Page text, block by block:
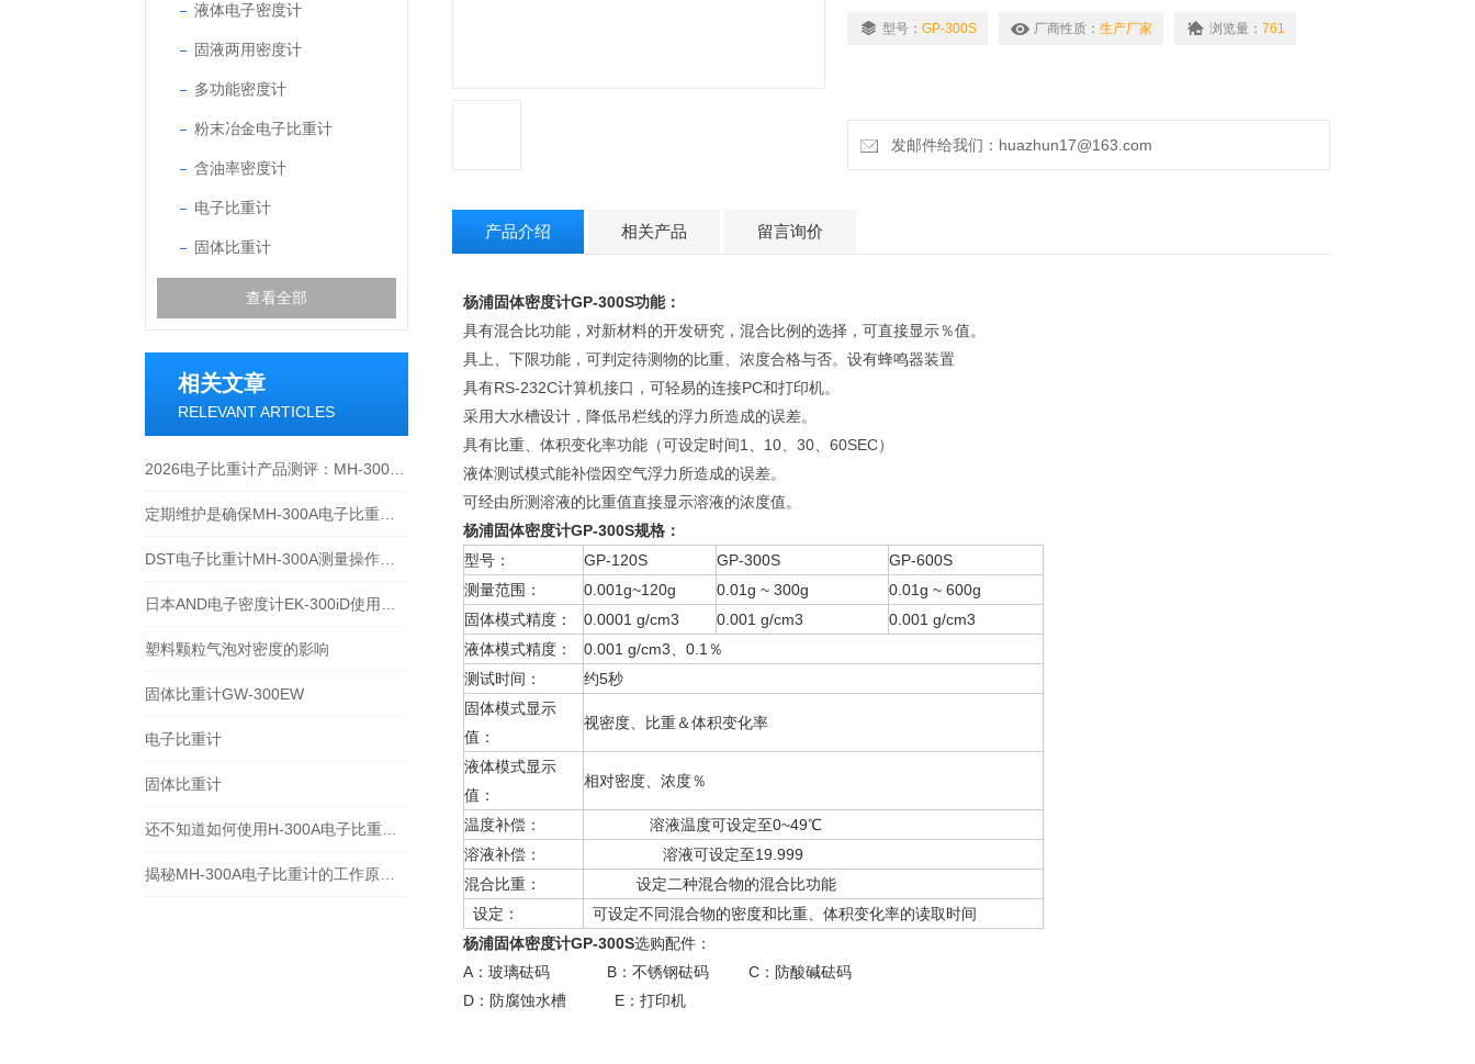
液体电子密度计
固液两用密度计
多功能密度计
粉末冶金电子比重计
含油率密度计
电子比重计
固体比重计
查看全部
相关文章
RELEVANT ARTICLES
塑料颗粒气泡对密度的影响
固体比重计GW-300EW
电子比重计
固体比重计
率 液体：相对密度、浓度。
型号： GP-300S 厂商性质： 生产厂家 浏览量： 761
发邮件给我们：huazhun17@163.com
产品介绍 相关产品 留言询价
杨浦固体密度计GP-300S功能：
具有混合比功能，对新材料的开发研究，混合比例的选择，可直接显示％值。
具上、下限功能，可判定待测物的比重、浓度合格与否。设有蜂鸣器装置
具有RS-232C计算机接口，可轻易的连接PC和打印机。
采用大水槽设计，降低吊栏线的浮力所造成的误差。
具有比重、体积变化率功能（可设定时间1、10、30、60SEC）
液体测试模式能补偿因空气浮力所造成的误差。
可经由所测溶液的比重值直接显示溶液的浓度值。
杨浦固体密度计GP-300S规格：
型号：
GP-120S GP-300S
GP-600S
测量范围：
0.001g~120g 0.01g ~ 300g
0.01g ~ 600g
固体模式精度：
0.0001 g/cm3 0.001 g/cm3
0.001 g/cm3
液体模式精度：
0.001 g/cm3、0.1％
测试时间：
约5秒
固体模式显示
值：
视密度、比重＆体积变化率
液体模式显示
值：
相对密度、浓度％
温度补偿：
溶液温度可设定至0~49℃
溶液补偿：
溶液可设定至19.999
混合比重：
设定二种混合物的混合比功能
设定：
可设定不同混合物的密度和比重、体积变化率的读取时间
杨浦固体密度计GP-300S选购配件：
A：玻璃砝码 B：不锈钢砝码 C：防酸碱砝码
D：防腐蚀水槽 E：打印机